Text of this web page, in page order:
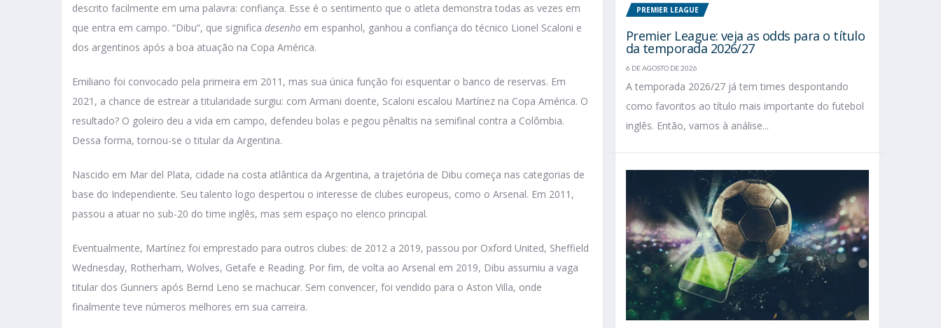
descrito facilmente em uma palavra: confiança. Esse é o sentimento que o atleta demonstra todas as vezes em
que entra em campo. “Dibu”, que significa desenho em espanhol, ganhou a confiança do técnico Lionel Scaloni e
dos argentinos após a boa atuação na Copa América.
Emiliano foi convocado pela primeira em 2011, mas sua única função foi esquentar o banco de reservas. Em
2021, a chance de estrear a titularidade surgiu: com Armani doente, Scaloni escalou Martínez na Copa América. O
resultado? O goleiro deu a vida em campo, defendeu bolas e pegou pênaltis na semifinal contra a Colômbia.
Dessa forma, tornou-se o titular da Argentina.
Nascido em Mar del Plata, cidade na costa atlântica da Argentina, a trajetória de Dibu começa nas categorias de
base do Independiente. Seu talento logo despertou o interesse de clubes europeus, como o Arsenal. Em 2011,
passou a atuar no sub-20 do time inglês, mas sem espaço no elenco principal.
Eventualmente, Martínez foi emprestado para outros clubes: de 2012 a 2019, passou por Oxford United, Sheffield
Wednesday, Rotherham, Wolves, Getafe e Reading. Por fim, de volta ao Arsenal em 2019, Dibu assumiu a vaga
titular dos Gunners após Bernd Leno se machucar. Sem convencer, foi vendido para o Aston Villa, onde
finalmente teve números melhores em sua carreira.
PREMIER LEAGUE
Premier League: veja as odds para o título
da temporada 2026/27
6 DE AGOSTO DE 2026
A temporada 2026/27 já tem times despontando
como favoritos ao título mais importante do futebol
inglês. Então, vamos à análise...